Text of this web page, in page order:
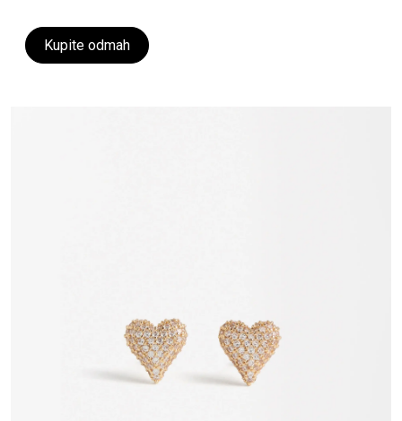
Kupite odmah